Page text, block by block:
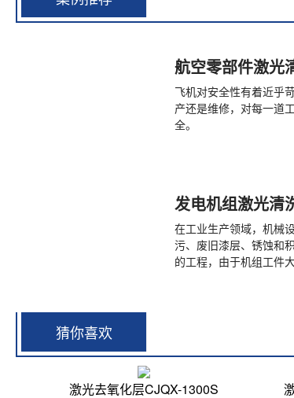
航空零部件激光
飞机对安全性有着近乎
产还是维修，对每一道
全。
发电机组激光清
在工业生产领域，机械
污、废旧漆层、锈蚀和
的工程，由于机组工件
猜你喜欢
激光去氧化层CJQX-1300S